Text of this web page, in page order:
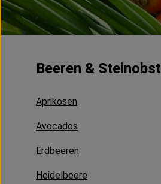
Beeren & Steinobst
Aprikosen
Avocados
Erdbeeren
Heidelbeere